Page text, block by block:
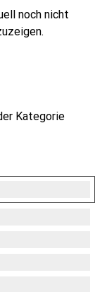
noch nicht
Kategorie